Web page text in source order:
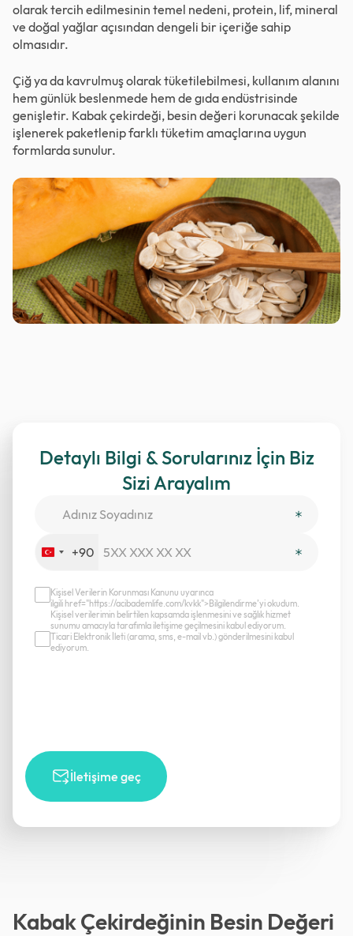
olarak tercih edilmesinin temel nedeni, protein, lif, mineral
ve doğal yağlar açısından dengeli bir içeriğe sahip
olmasıdır.
Çiğ ya da kavrulmuş olarak tüketilebilmesi, kullanım alanını
hem günlük beslenmede hem de gıda endüstrisinde
genişletir. Kabak çekirdeği, besin değeri korunacak şekilde
işlenerek paketlenip farklı tüketim amaçlarına uygun
formlarda sunulur.
Detaylı Bilgi & Sorularınız İçin Biz
Sizi Arayalım
Turkey
+90
İletişime geç
Kişisel Verilerin Korunması Kanunu uyarınca
ilgili href="https://acibademlife.com/kvkk">Bilgilendirme’yi okudum.
Kişisel verilerimin belirtilen kapsamda işlenmesini ve sağlık hizmet
sunumu amacıyla tarafımla iletişime geçilmesini kabul ediyorum.
Ticari Elektronik İleti (arama, sms, e-mail vb.) gönderilmesini kabul
ediyorum.
Kabak Çekirdeğinin Besin Değeri